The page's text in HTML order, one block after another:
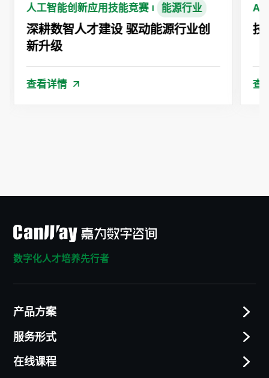
人工智能创新应用技能竞赛 能源行业
深耕数智人才建设 驱动能源行业创
新升级
查看详情
AI
技
查
数字化人才培养先行者
产品方案
服务形式
在线课程